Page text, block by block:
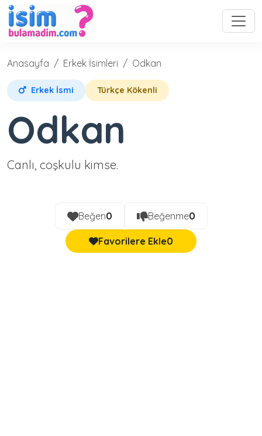
Anasayfa Erkek İsimleri Odkan
Erkek İsmi Türkçe Kökenli
Odkan
Canlı, coşkulu kimse.
Beğen0 Beğenme0
Favorilere Ekle0